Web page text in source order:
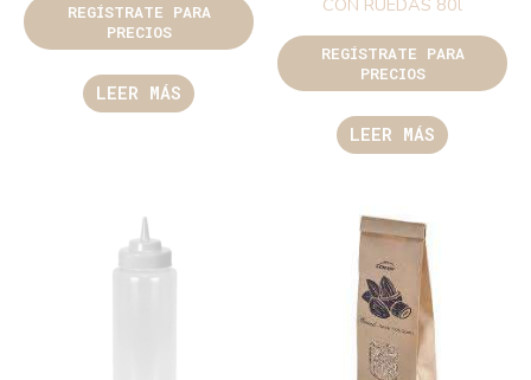
REGÍSTRATE PARA
PRECIOS
LEER MÁS
CON RUEDAS 80l
REGÍSTRATE PARA
PRECIOS
LEER MÁS